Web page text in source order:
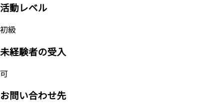
活動レベル
初級
未経験者の受入
可
お問い合わせ先